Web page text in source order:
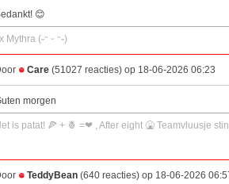
😊
Mythra (˶ᵔ ᵕ ᵔ˶)
Care (51027 reacties) op 18-06-2026 06:23
morgen
is patat! 🍕 + 🍍 =❤ , After eight 🤮 Teamvluusje
TeddyBean (640 reacties) op 18-06-2026